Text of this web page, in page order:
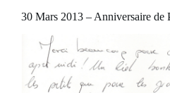
30 Mars 2013 – Anniversaire de